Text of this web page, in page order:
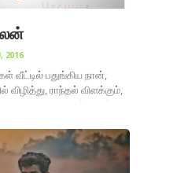
2016
வீட்டில் பதுங்கிய நான்,
விழித்து, ராந்தல் விளக்கும்,
வயிறு புடைக்க உண்ட
சுவற்றின் அந்தரத்திலும்
பிடிக்க விரைவேன்,